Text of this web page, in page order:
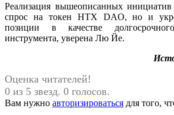
Реализация вышеописанных
спрос на токен HTX DAO, но и
позиции в качестве
инструмента, уверена Лю Йе.
Оценка читателей!
0 из 5 звезд. 0 голосов.
Вам нужно авторизироваться для того,